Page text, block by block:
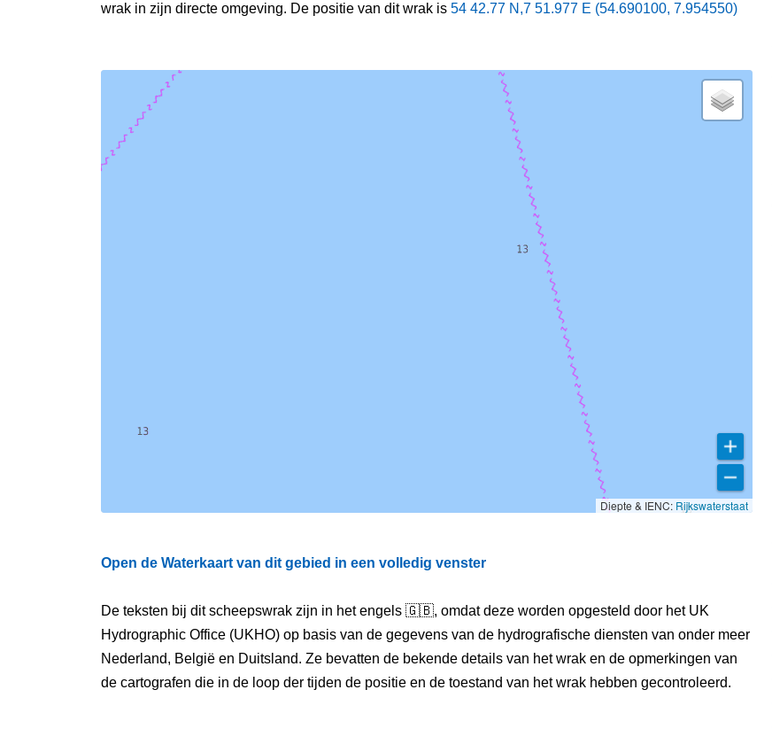
wrak in zijn directe omgeving. De positie van dit wrak is 54 42.77 N,7 51.977 E (54.690100, 7.954550)
Diepte & IENC: Rijkswaterstaat
Open de Waterkaart van dit gebied in een volledig venster
De teksten bij dit scheepswrak zijn in het engels 🇬🇧, omdat deze worden opgesteld door het UK
Hydrographic Office (UKHO) op basis van de gegevens van de hydrografische diensten van onder meer
Nederland, België en Duitsland. Ze bevatten de bekende details van het wrak en de opmerkingen van
de cartografen die in de loop der tijden de positie en de toestand van het wrak hebben gecontroleerd.